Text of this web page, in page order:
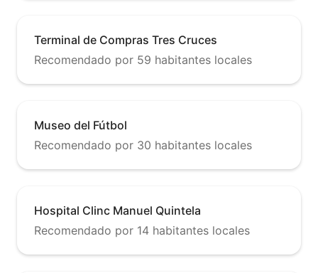
Terminal de Compras Tres Cruces
Recomendado por 59 habitantes locales
Museo del Fútbol
Recomendado por 30 habitantes locales
Hospital Clinc Manuel Quintela
Recomendado por 14 habitantes locales